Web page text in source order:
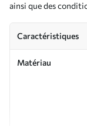
ainsi que des
Caractéristiques
Matériau